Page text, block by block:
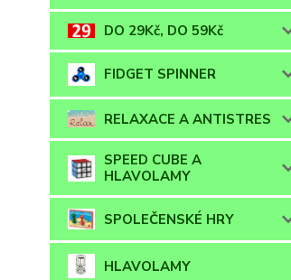
DO 29Kč, DO 59Kč
FIDGET SPINNER
RELAXACE A ANTISTRES
SPEED CUBE A
HLAVOLAMY
SPOLEČENSKÉ HRY
HLAVOLAMY